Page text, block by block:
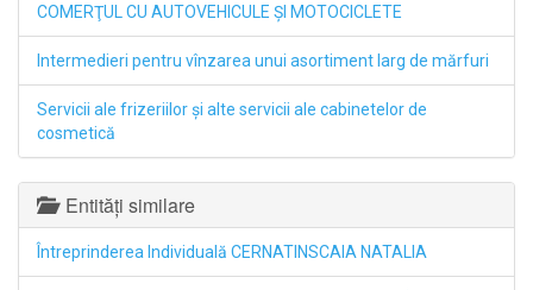
COMERŢUL CU AUTOVEHICULE ŞI MOTOCICLETE
Intermedieri pentru vînzarea unui asortiment larg de mărfuri
Servicii ale frizeriilor şi alte servicii ale cabinetelor de
cosmetică
Entități similare
Întreprinderea Individuală CERNATINSCAIA NATALIA